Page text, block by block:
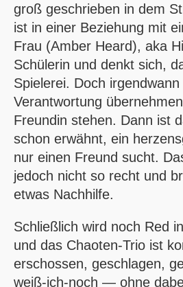
groß geschrieben in dem
ist in einer Beziehung mit
Frau (Amber Heard), aka
Schülerin und denkt sich,
Spielerei. Doch
Verantwortung
Freundin stehen. Dann ist
schon erwähnt, ein
nur einen Freund sucht.
jedoch nicht so recht und
etwas Nachhilfe.
Schließlich wird noch Red
und das Chaoten-Trio ist
erschossen, geschlagen,
weiß-ich-noch — ohne